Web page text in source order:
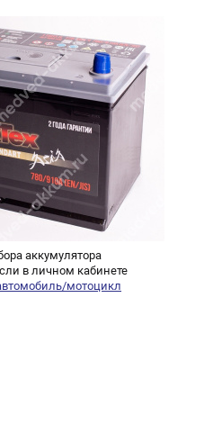
аккумулятора
в личном кабинете
мотоцикл